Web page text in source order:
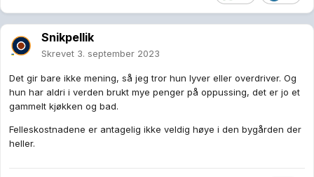
Snikpellik
Skrevet 3. september 2023
Det gir bare ikke mening, så jeg tror hun lyver eller overdriver. Og
hun har aldri i verden brukt mye penger på oppussing, det er jo et
gammelt kjøkken og bad.
Felleskostnadene er antagelig ikke veldig høye i den bygården der
heller.